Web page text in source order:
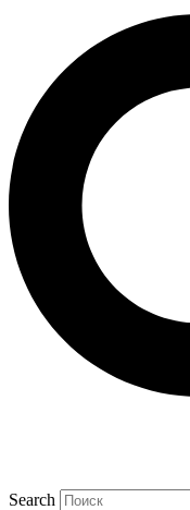
Search